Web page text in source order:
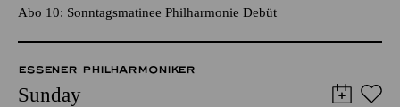
Abo 10: Sonntagsmatinee Philharmonie Debüt
ESSENER PHILHARMONIKER
Sunday